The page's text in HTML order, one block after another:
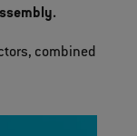
combined